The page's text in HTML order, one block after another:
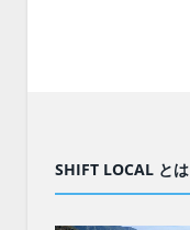
SHIFT LOCAL とは